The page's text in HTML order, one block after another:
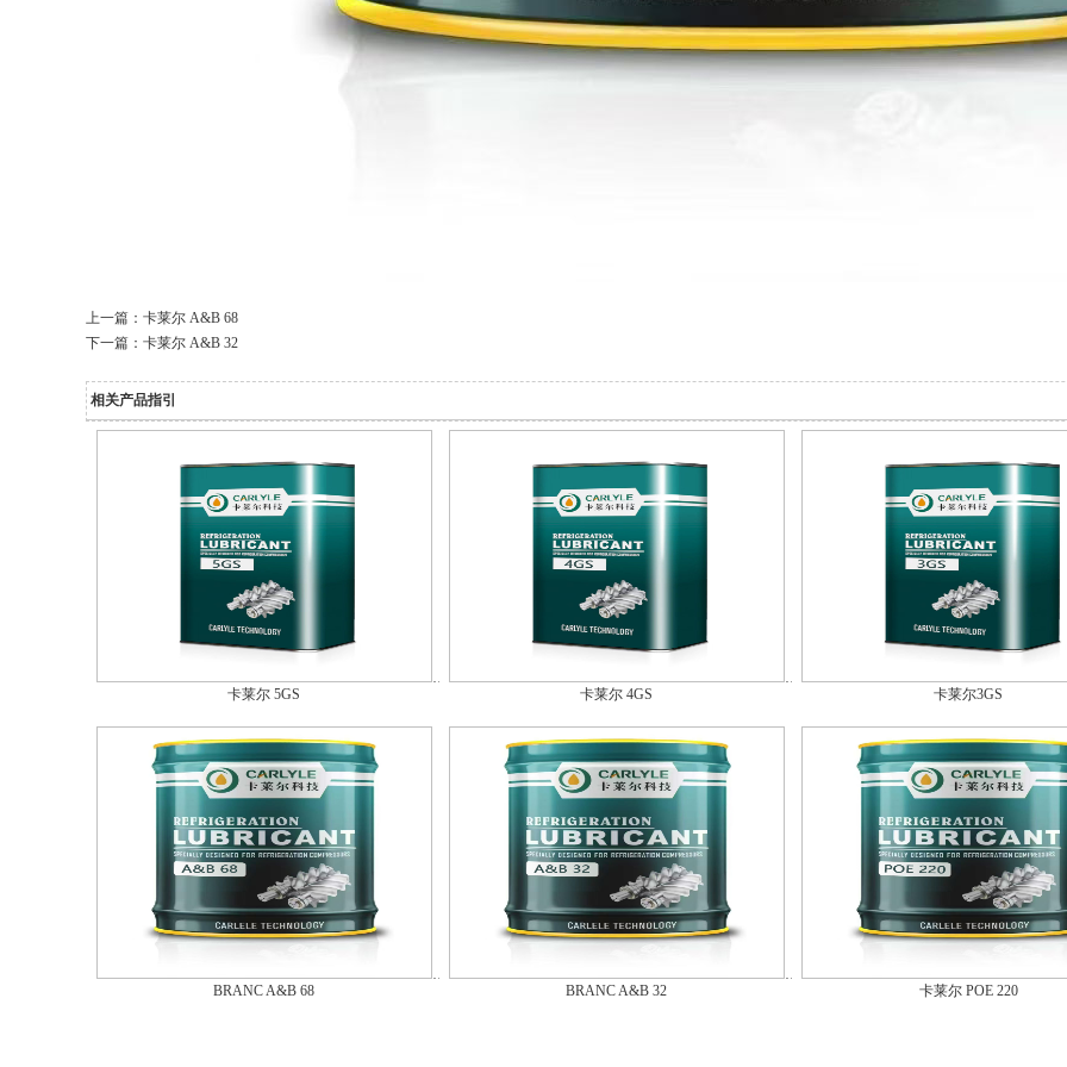
上一篇： 卡莱尔 A&B 68
下一篇： 卡莱尔 A&B 32
相关产品指引
卡莱尔 5GS 卡莱尔 4GS 卡莱尔3GS
BRANC A&B 68 BRANC A&B 32 卡莱尔 POE 220